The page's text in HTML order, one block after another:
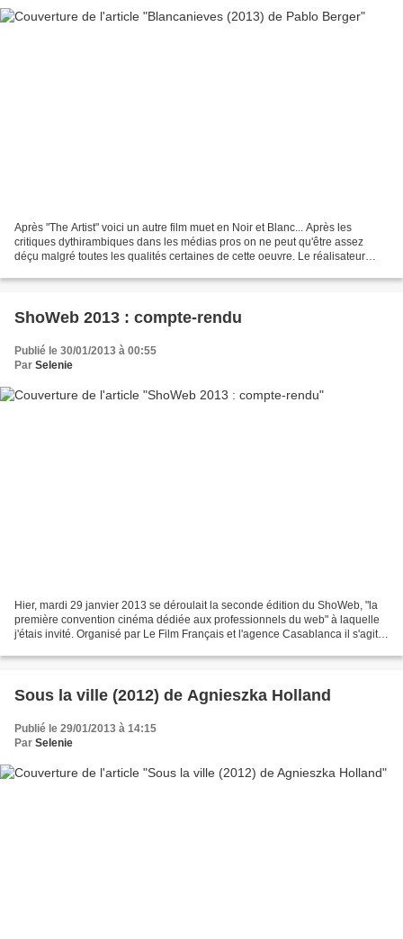
Après "The Artist" voici un autre film muet en Noir et Blanc... Après les
critiques dythirambiques dans les médias pros on ne peut qu'être assez
déçu malgré toutes les qualités certaines de cette oeuvre. Le réalisateur
ShoWeb 2013 : compte-rendu
Publié le 30/01/2013 à 00:55
Par Selenie
Hier, mardi 29 janvier 2013 se déroulait la seconde édition du ShoWeb, "la
première convention cinéma dédiée aux professionnels du web" à laquelle
j'étais invité. Organisé par Le Film Français et l'agence Casablanca il s'agit
Sous la ville (2012) de Agnieszka Holland
Publié le 29/01/2013 à 14:15
Par Selenie